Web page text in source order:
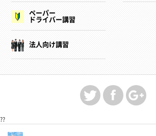
ペーパー
ドライバー講習
法人向け講習
??